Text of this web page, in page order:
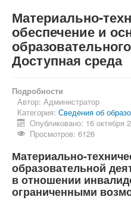
Материально-
обеспечение и
Доступная среда
Подробности
Автор: Администратор
Категория: Сведения об
Опубликовано: 16 октября
Просмотров: 6126
Материально-
образовательной
в отношении
ограниченными